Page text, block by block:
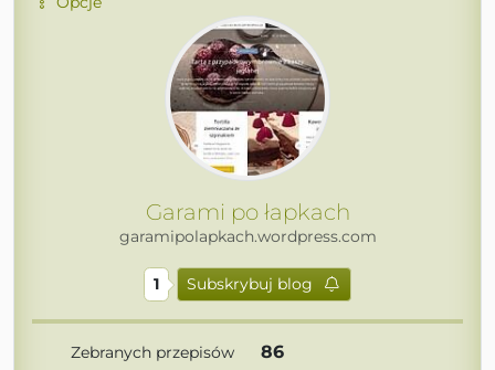
Garami po łapkach
garamipolapkach.wordpress.com
1 Subskrybuj blog
Zebranych przepisów 86